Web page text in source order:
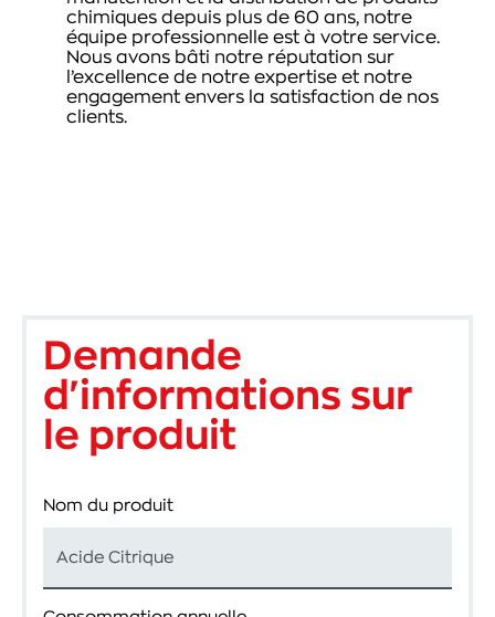
chimiques depuis plus de 60 ans, notre
équipe professionnelle est à votre service.
Nous avons bâti notre réputation sur
l’excellence de notre expertise et notre
engagement envers la satisfaction de nos
clients.
Demande
d'informations sur
le produit
Nom du produit